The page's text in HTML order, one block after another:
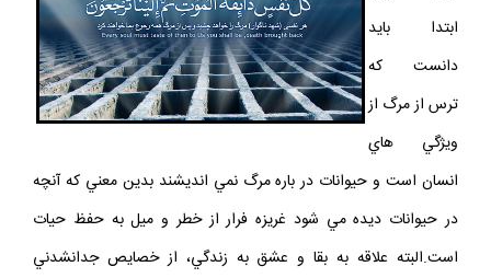
ابتدا بايد
دانست كه
ترس از مرگ از
ويژگي هاي
انسان است و حيوانات در باره مرگ نمي انديشند بدين معني كه آنچه
در حيوانات ديده مي شود غريزه فرار از خطر و ميل به حفظ حيات
است.البته علاقه به بقا و عشق به زندگي، از خصايص جدانشدني